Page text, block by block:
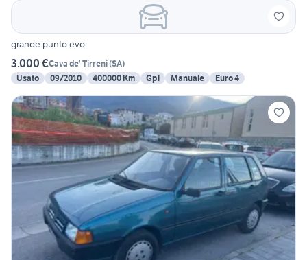
grande punto evo
3.000 €Cava de' Tirreni(SA)
Usato
09/2010 400000 Km Gpl Manuale Euro 4